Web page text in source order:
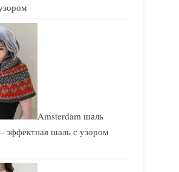
Amsterdam шаль
эффектная шаль с узором